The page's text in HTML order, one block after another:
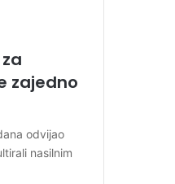
zajedno
odvijao
nasilnim